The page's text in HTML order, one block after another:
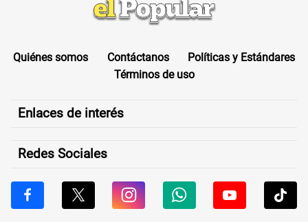
Quiénes somos Contáctanos
Políticas y Estándares
Términos de uso
Enlaces de interés
Redes Sociales